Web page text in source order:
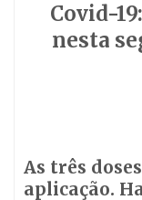
Covid-
nesta
As três
aplicação.